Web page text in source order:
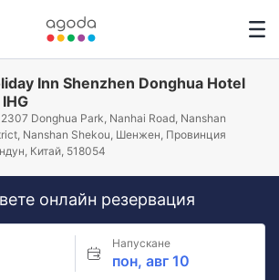
Inn Shenzhen Donghua Hotel
2307 Donghua Park, Nanhai Road, Nanshan
Nanshan Shekou, Шeнжeн, Провинция
Китай, 518054
онлайн резервация
Напускане
пон, авг 10